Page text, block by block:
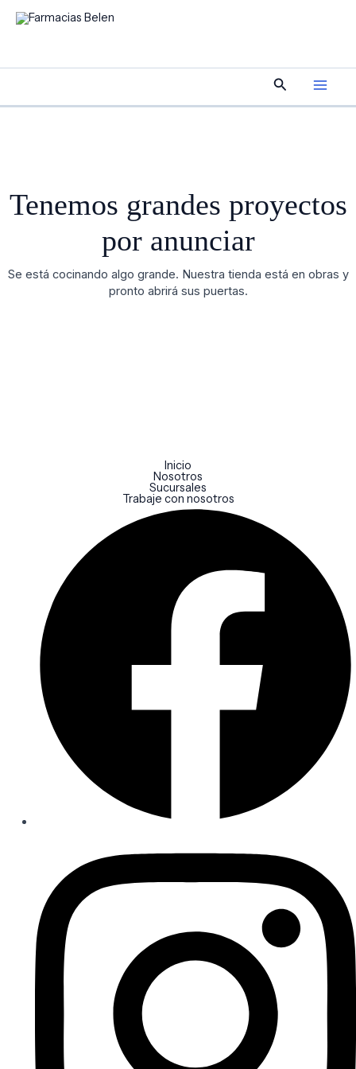
BuscarMain
Tenemos grandes proyectos
por anunciar
Se está cocinando algo grande. Nuestra tienda está en obras y
pronto abrirá sus puertas.
Inicio
Nosotros
Sucursales
Trabaje con nosotros